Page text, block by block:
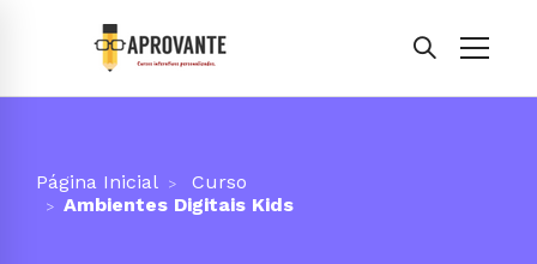
Página Inicial
Curso
Ambientes Digitais Kids